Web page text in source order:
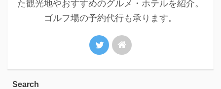
た観光地やおすすめのグルメ・ホテルを紹介。
ゴルフ場の予約代行も承ります。
Search